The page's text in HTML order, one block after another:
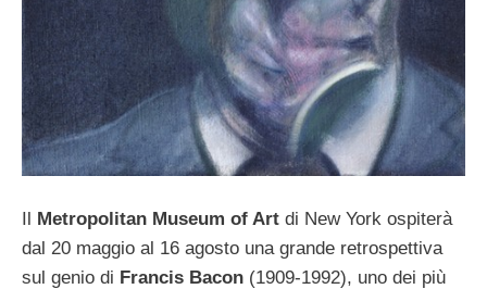
Il Metropolitan Museum of Art di New York ospiterà
dal 20 maggio al 16 agosto una grande retrospettiva
sul genio di Francis Bacon (1909-1992), uno dei più